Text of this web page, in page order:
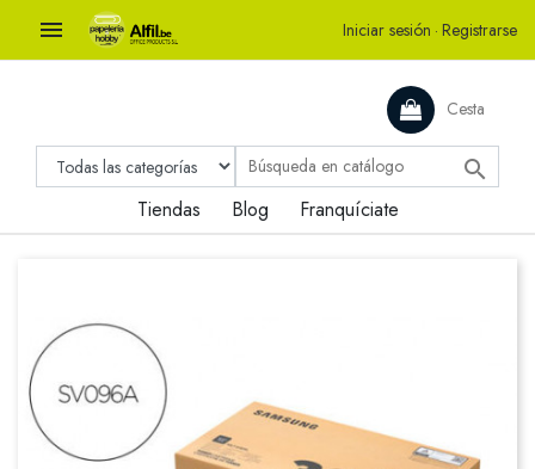
 Iniciar sesión · Registrarse
Cesta

Tiendas Blog Franquíciate